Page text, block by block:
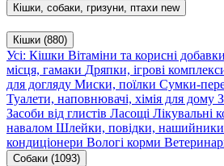
Кішки, собаки, гризуни, птахи new
Кішки (880)
Усі: Кішки Вітаміни та корисні добавки
місця, гамаки Дряпки, ігрові
для догляду Миски, поїлки Сумки-
Туалети, наповнювачі, хімія для дому
Засоби від глистів Ласощі Лікувальні
навалом Шлейки, повідки, нашийники
кондиціонери Вологі корми
Собаки (1093)